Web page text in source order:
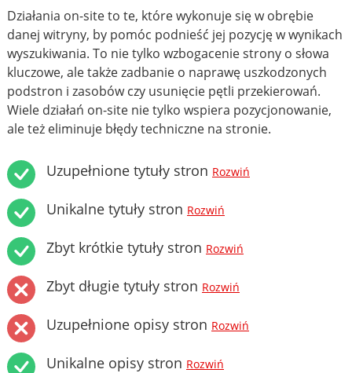
Działania on-site to te, które wykonuje się w obrębie
danej witryny, by pomóc podnieść jej pozycję w wynikach
wyszukiwania. To nie tylko wzbogacenie strony o słowa
kluczowe, ale także zadbanie o naprawę uszkodzonych
podstron i zasobów czy usunięcie pętli przekierowań.
Wiele działań on-site nie tylko wspiera pozycjonowanie,
ale też eliminuje błędy techniczne na stronie.
Uzupełnione tytuły stron Rozwiń
Unikalne tytuły stron Rozwiń
Zbyt krótkie tytuły stron Rozwiń
Zbyt długie tytuły stron Rozwiń
Uzupełnione opisy stron Rozwiń
Unikalne opisy stron Rozwiń